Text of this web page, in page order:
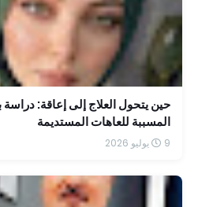
حين يتحول العلاج إلى إعاقة: دراسة
المسببة للعاهات المستديمة
9 يوليو 2026